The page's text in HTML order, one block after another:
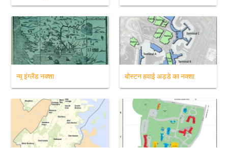
न्यू इंग्लैंड नक्शा बोस्टन हवाई अड्डे का नक्शा